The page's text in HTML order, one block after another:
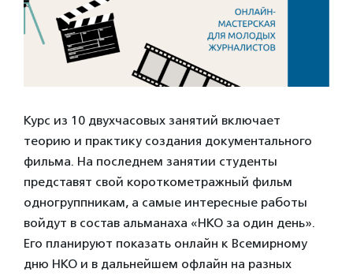
Курс из 10 двухчасовых занятий включает
теорию и практику создания документального
фильма. На последнем занятии студенты
представят свой короткометражный фильм
одногруппникам, а самые интересные работы
войдут в состав альманаха «НКО за один день».
Его планируют показать онлайн к Всемирному
дню НКО и в дальнейшем офлайн на разных